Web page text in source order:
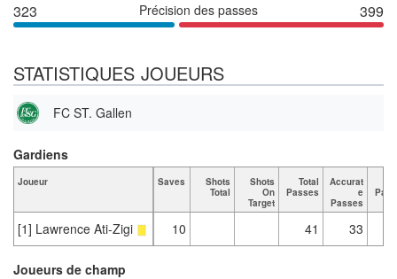
323 Précision des passes 399
STATISTIQUES JOUEURS
FC ST. Gallen
Joueur Saves
Shots
Total
Shots
On
Target
Total
Passes
Accurat
e
Passes
[1] Lawrence Ati-Zigi 10 41 33
Gardiens
Joueurs de champ